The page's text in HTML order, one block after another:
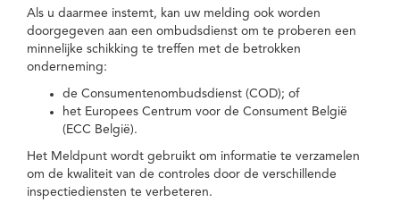
Als u daarmee instemt, kan uw melding ook worden
doorgegeven aan een ombudsdienst om te proberen een
minnelijke schikking te treffen met de betrokken
onderneming:
de Consumentenombudsdienst (COD); of
het Europees Centrum voor de Consument België
(ECC België).
Het Meldpunt wordt gebruikt om informatie te verzamelen
om de kwaliteit van de controles door de verschillende
inspectiediensten te verbeteren.